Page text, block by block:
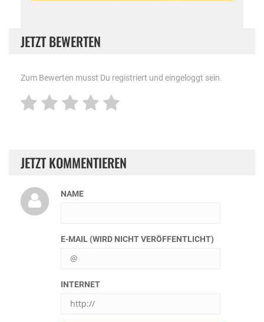
JETZT BEWERTEN
Zum Bewerten musst Du registriert und eingeloggt sein.
JETZT KOMMENTIEREN
NAME
E-MAIL (WIRD NICHT VERÖFFENTLICHT)
INTERNET